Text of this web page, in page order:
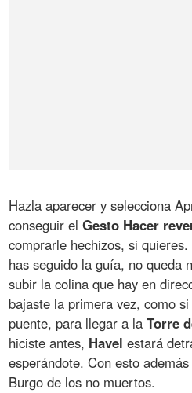
Hazla aparecer y selecciona
conseguir elGesto Hacer
comprarle hechizos, si
has seguido la guía, no queda
subir la colina que hay en
bajaste la primera vez, como
puente, para llegar a laTorre
hiciste antes, Havel estará
esperándote. Con esto
Burgo de los no muertos.